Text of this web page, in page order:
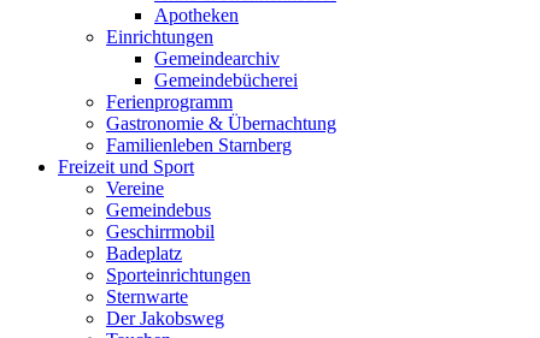
Apotheken
Einrichtungen
Gemeindearchiv
Gemeindebücherei
Ferienprogramm
Gastronomie & Übernachtung
Familienleben Starnberg
Freizeit und Sport
Vereine
Gemeindebus
Geschirrmobil
Badeplatz
Sporteinrichtungen
Sternwarte
Der Jakobsweg